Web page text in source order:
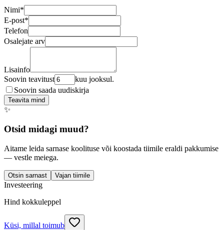
Nimi*
E-post*
Telefon
Osalejate arv
Lisainfo
Soovin teavitust
kuu jooksul.
Soovin saada uudiskirja
Teavita mind
✨
Otsid midagi muud?
Aitame leida sarnase koolituse või koostada tiimile eraldi pakkumise
— vestle meiega.
Otsin sarnast Vajan tiimile
Investeering
Hind kokkuleppel
Küsi, millal toimub